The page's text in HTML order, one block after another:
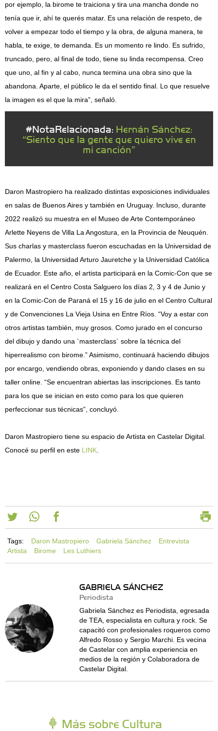
por ejemplo, la birome te traiciona y tira una mancha donde no
tenía que ir, ahí te querés matar. Es una relación de respeto, de
volver a empezar todo el tiempo y la obra, de alguna manera, te
habla, te exige, te demanda. Es un momento re lindo. Es sufrido,
truncado, pero, al final de todo, tiene su linda recompensa. Creo
que uno, al fin y al cabo, nunca termina una obra sino que la
abandona. Aparte, el público le da el sentido final. Lo que resuelve
la imagen es el que la mira”, señaló.
#NotaRelacionada: Hernán Sánchez:
“Siento que la gente que quiero vive en
mi canción”
Daron Mastropiero ha realizado distintas exposiciones individuales
en salas de Buenos Aires y también en Uruguay. Incluso, durante
2022 realizó su muestra en el Museo de Arte Contemporáneo
Arlette Neyens de Villa La Angostura, en la Provincia de Neuquén.
Sus charlas y masterclass fueron escuchadas en la Universidad de
Palermo, la Universidad Arturo Jauretche y la Universidad Católica
de Ecuador. Este año, el artista participará en la Comic-Con que se
realizará en el Centro Costa Salguero los días 2, 3 y 4 de Junio y
en la Comic-Con de Paraná el 15 y 16 de julio en el Centro Cultural
y de Convenciones La Vieja Usina en Entre Ríos. “Voy a estar con
otros artistas también, muy grosos. Como jurado en el concurso
del dibujo y dando una `masterclass´ sobre la técnica del
hiperrealismo con birome.” Asimismo, continuará haciendo dibujos
por encargo, vendiendo obras, exponiendo y dando clases en su
taller online. “Se encuentran abiertas las inscripciones. Es tanto
para los que se inician en esto como para los que quieren
perfeccionar sus técnicas”, concluyó.
Daron Mastropiero tiene su espacio de Artista en Castelar Digital.
Conocé su perfil en este LINK
Tags: Daron Mastropiero Gabriela Sánchez
Entrevista
Artista
Birome Les Luthiers
GABRIELA SÁNCHEZ
Periodista
Gabriela Sánchez es Periodista, egresada
de TEA, especialista en cultura y rock. Se
capacitó con profesionales roqueros como
Alfredo Rosso y Sergio Marchi. Es vecina
de Castelar con amplia experiencia en
medios de la región y Colaboradora de
Castelar Digital.
Más sobre Cultura